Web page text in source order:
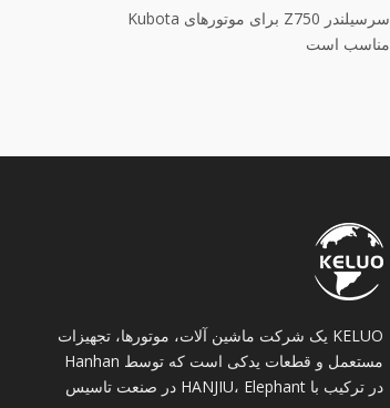
سرسیلندر Z750 برای موتورهای Kubota
مناسب است
KELUO یک شرکت ماشین آلات، موتورها، تجهیزات
مستعمل و قطعات یدکی است که توسط Hanhan
در ترکیب با HANJIU، Elephant در صنعت تاسیس